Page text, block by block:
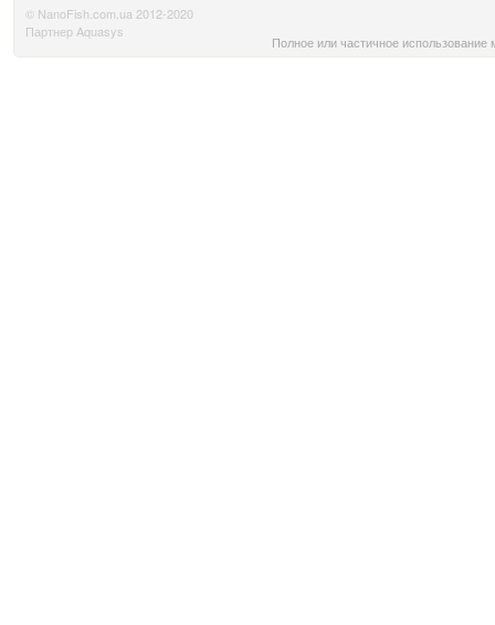
© NanoFish.com.ua 2012-2020
Партнер Aquasys
Полное или частичное